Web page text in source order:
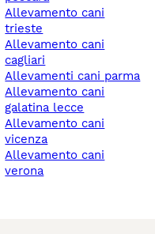
allevamento cani
trieste
allevamento cani
cagliari
allevamenti cani parma
allevamento cani
galatina lecce
allevamento cani
vicenza
allevamento cani
verona